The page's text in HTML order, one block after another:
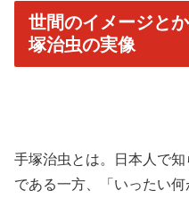
世間のイメージと
塚治虫の実像
手塚治虫とは。日本人で
である一方、「いったい